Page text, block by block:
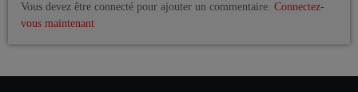
Vous devez être connecté pour ajouter un commentaire. Connectez-
vous maintenant